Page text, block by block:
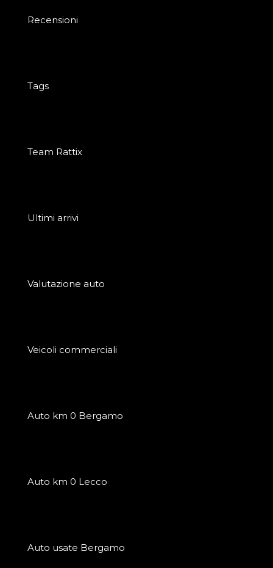
Recensioni
Tags
Team Rattix
Ultimi arrivi
Valutazione auto
Veicoli commerciali
Auto km 0 Bergamo
Auto km 0 Lecco
Auto usate Bergamo